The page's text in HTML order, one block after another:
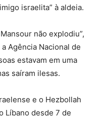
israelita” à aldeia.
não explodiu”,
Agência Nacional de
estavam em uma
saíram ilesas.
e o Hezbollah
Líbano desde 7 de